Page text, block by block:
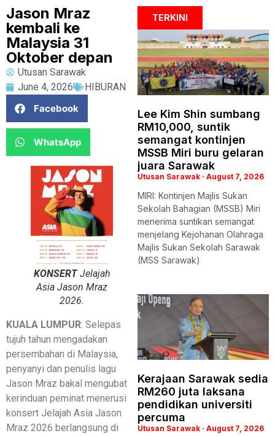
Jason Mraz
kembali ke
Malaysia 31
Oktober depan
Utusan Sarawak
June 4, 2026
HIBURAN
Facebook
WhatsApp
KONSERTJelajah
Asia Jason Mraz
2026.
KUALA LUMPUR: Selepas
tujuh tahun mengadakan
persembahan di Malaysia,
penyanyi dan penulis lagu
Jason Mraz bakal mengubat
kerinduan peminat menerusi
konsert Jelajah Asia Jason
Mraz 2026 berlangsung di
TERKINI
Lee Kim Shin sumbang
RM10,000, suntik
semangat kontinjen
MSSB Miri buru gelaran
juara Sarawak
Utusan Sarawak August 7, 2026
MIRI: Kontinjen Majlis Sukan
Sekolah Bahagian (MSSB) Miri
menerima suntikan semangat
menjelang Kejohanan Olahraga
Majlis Sukan Sekolah Sarawak
(MSS Sarawak)
Kerajaan Sarawak sedia
RM260 juta laksana
pendidikan universiti
percuma
Utusan Sarawak August 7, 2026